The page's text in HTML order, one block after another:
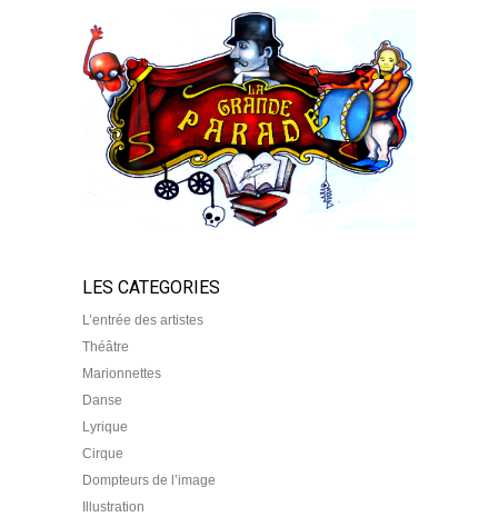
LES CATEGORIES
L’entrée des artistes
Théâtre
Marionnettes
Danse
Lyrique
Cirque
Dompteurs de l’image
Illustration